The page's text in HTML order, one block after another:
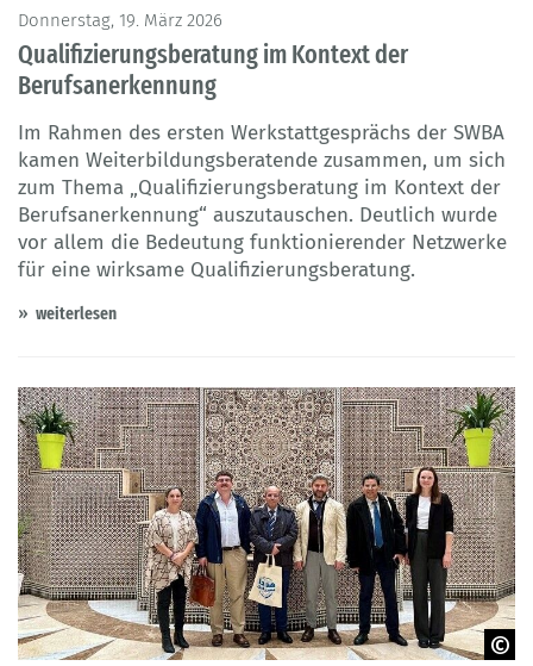
Donnerstag, 19. März 2026
Qualifizierungsberatung im Kontext der
Berufsanerkennung
Im Rahmen des ersten Werkstattgesprächs der SWBA
kamen Weiterbildungsberatende zusammen, um sich
zum Thema „Qualifizierungsberatung im Kontext der
Berufsanerkennung“ auszutauschen. Deutlich wurde
vor allem die Bedeutung funktionierender Netzwerke
für eine wirksame Qualifizierungsberatung.
weiterlesen